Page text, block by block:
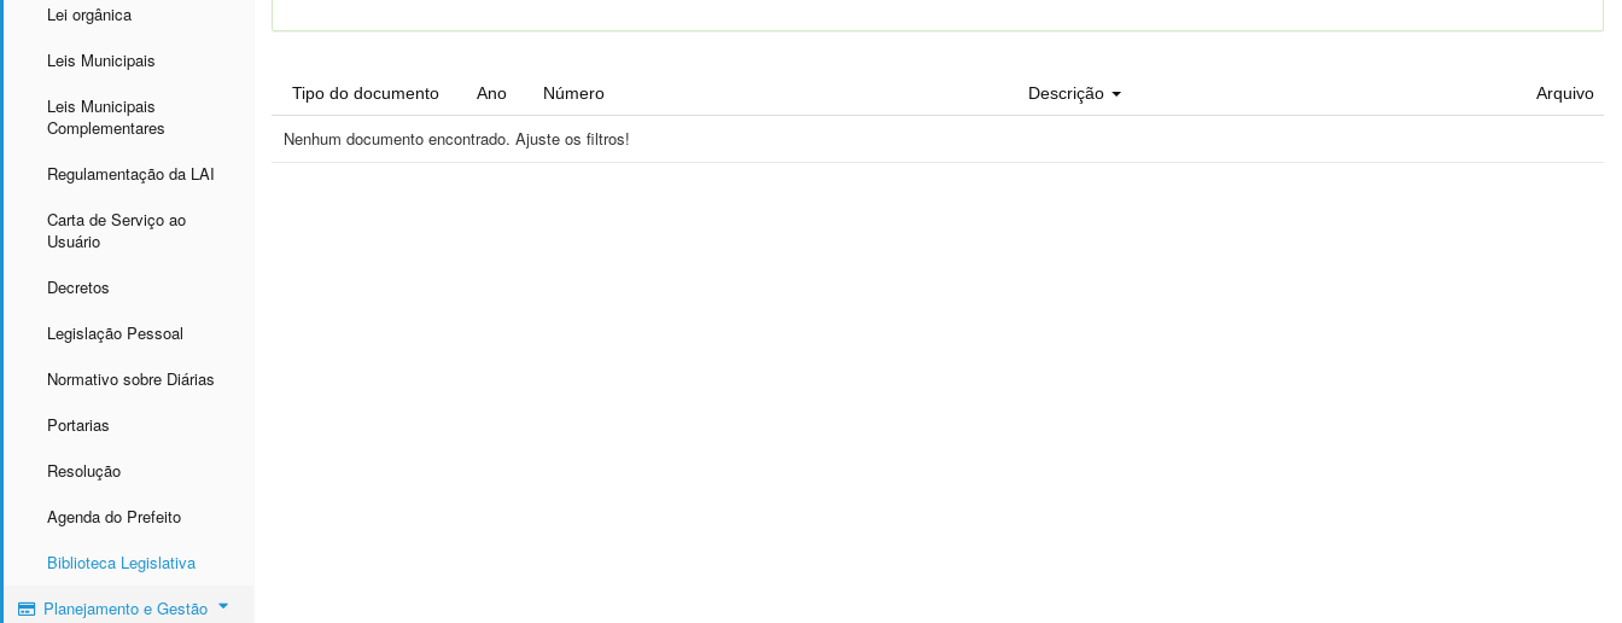
Lei orgânica
Leis Municipais
Leis Municipais
Complementares
Regulamentação da LAI
Carta de Serviço ao
Usuário
Decretos
Legislação Pessoal
Normativo sobre Diárias
Portarias
Resolução
Agenda do Prefeito
Biblioteca Legislativa
Planejamento e Gestão
Tipo do documento Ano Número Descrição Arquivo
Nenhum documento encontrado. Ajuste os filtros!